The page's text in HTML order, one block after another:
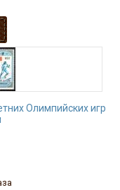
Олимпийских игр